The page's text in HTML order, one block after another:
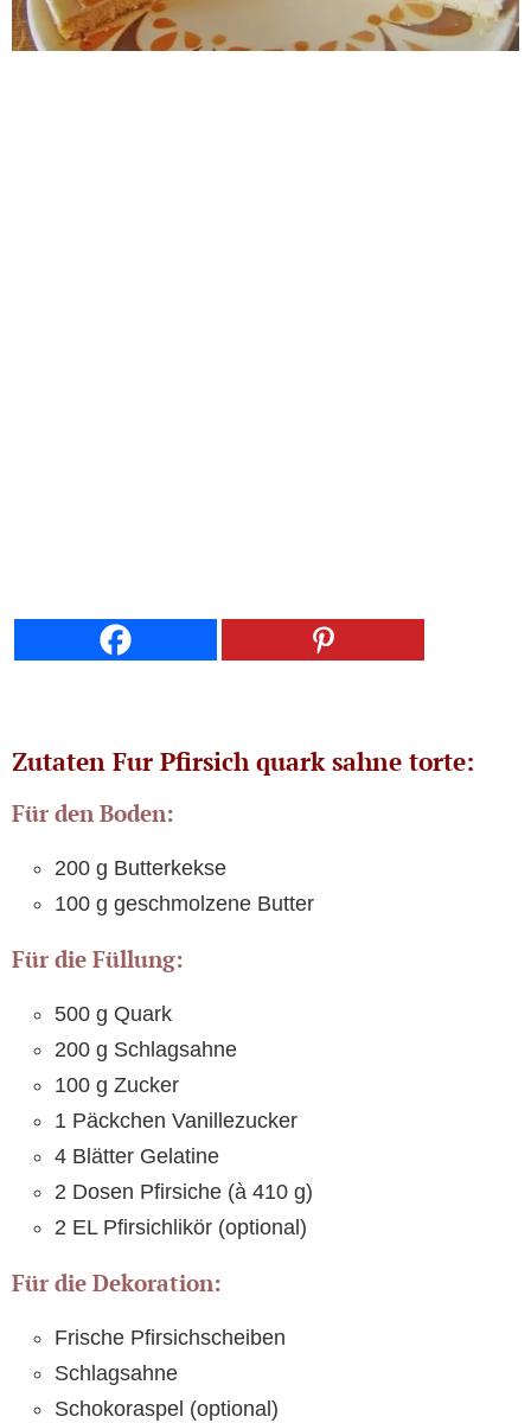
Zutaten Fur Pfirsich quark sahne torte:
Für den Boden:
200 g Butterkekse
100 g geschmolzene Butter
Für die Füllung:
500 g Quark
200 g Schlagsahne
100 g Zucker
1 Päckchen Vanillezucker
4 Blätter Gelatine
2 Dosen Pfirsiche (à 410 g)
2 EL Pfirsichlikör (optional)
Für die Dekoration:
Frische Pfirsichscheiben
Schlagsahne
Schokoraspel (optional)